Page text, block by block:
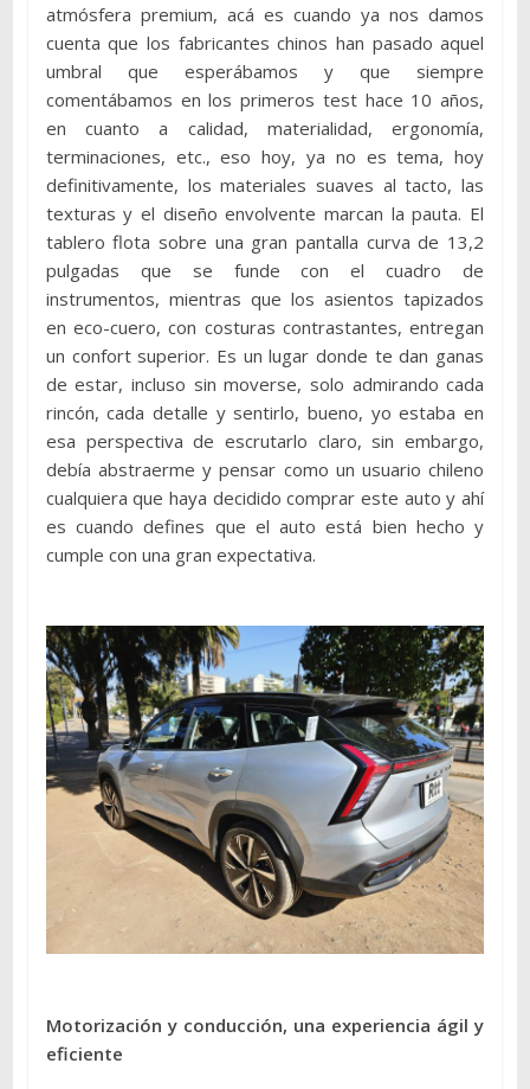
atmósfera premium, acá es cuando ya nos damos
cuenta que los fabricantes chinos han pasado aquel
umbral que esperábamos y que siempre
comentábamos en los primeros test hace 10 años,
en cuanto a calidad, materialidad, ergonomía,
terminaciones, etc., eso hoy, ya no es tema, hoy
definitivamente, los materiales suaves al tacto, las
texturas y el diseño envolvente marcan la pauta. El
tablero flota sobre una gran pantalla curva de 13,2
pulgadas que se funde con el cuadro de
instrumentos, mientras que los asientos tapizados
en eco-cuero, con costuras contrastantes, entregan
un confort superior. Es un lugar donde te dan ganas
de estar, incluso sin moverse, solo admirando cada
rincón, cada detalle y sentirlo, bueno, yo estaba en
esa perspectiva de escrutarlo claro, sin embargo,
debía abstraerme y pensar como un usuario chileno
cualquiera que haya decidido comprar este auto y ahí
es cuando defines que el auto está bien hecho y
cumple con una gran expectativa.
Motorización y conducción, una experiencia ágil y
eficiente